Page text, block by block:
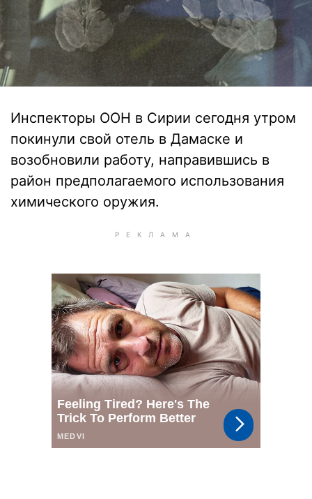
Инспекторы ООН в Сирии сегодня утром
покинули свой отель в Дамаске и
возобновили работу, направившись в
район предполагаемого использования
химического оружия.